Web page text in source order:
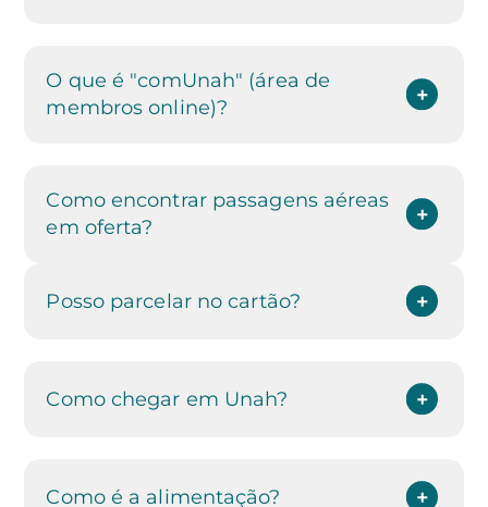
O que é "comUnah" (área de
membros online)?
Como encontrar passagens aéreas
em oferta?
Posso parcelar no cartão?
Como chegar em Unah?
Como é a alimentação?